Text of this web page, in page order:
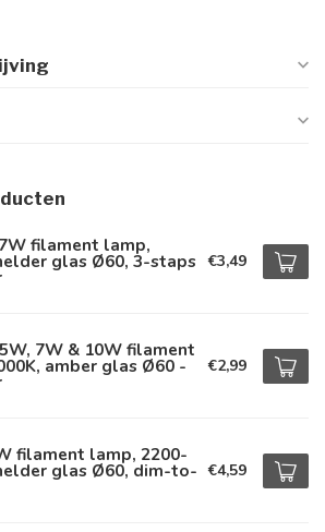
filament lamp,
glas Ø60, 3-staps €3,49
7W & 10W filament
amber glas Ø60 - €2,99
filament lamp, 2200-
glas Ø60, dim-to- €4,59